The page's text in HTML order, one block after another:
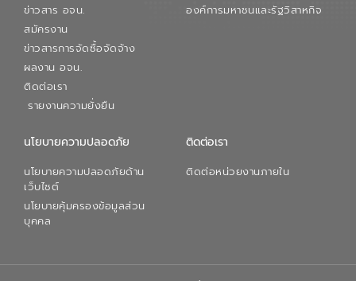
ข่าวสาร อจน.
สมัครงาน
ข่าวสารการจัดซื้อจัดจ้าง
ผลงาน อจน.
ติดต่อเรา
รายงานความยั่งยืน
องค์การมหาชนและรัฐวิสาหกิจ
นโยบายความปลอดภัย
นโยบายความปลอดภัยด้าน
เว็บไซต์
นโยบายคุ้มครองข้อมูลส่วน
บุคคล
ติดต่อเรา
ติดต่อหน่วยงานภายใน